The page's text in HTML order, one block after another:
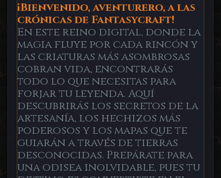
¡Bienvenido, aventurero, a las
crónicas de Fantasycraft!
En este reino digital, donde la
magia fluye por cada rincón y
las criaturas más asombrosas
cobran vida, encontrarás
todo lo que necesitas para
forjar tu leyenda. Aquí
descubrirás los secretos de la
artesanía, los hechizos más
poderosos y los mapas que te
guiarán a través de tierras
desconocidas. Prepárate para
una odisea inolvidable, pues tu